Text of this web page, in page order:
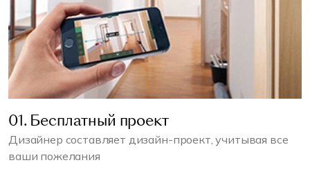
01. Бесплатный проект
Дизайнер составляет дизайн-проект, учитывая все
ваши пожелания